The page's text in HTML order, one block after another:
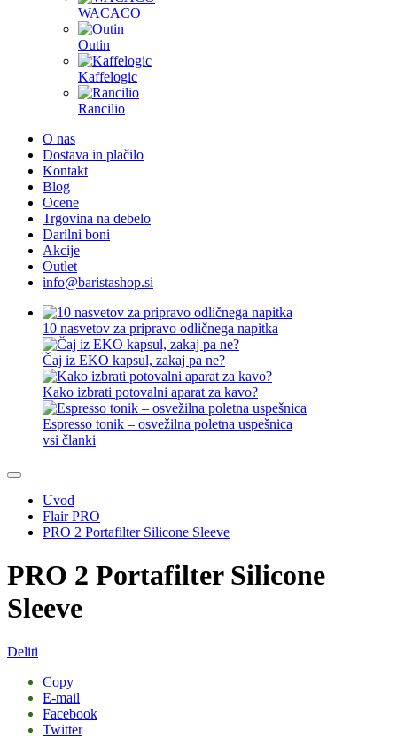
WACACO
Outin
Kaffelogic
Rancilio
O nas
Dostava in plačilo
Kontakt
Blog
Ocene
Trgovina na debelo
Darilni boni
Akcije
Outlet
info@baristashop.si
10 nasvetov za pripravo odličnega napitka
Čaj iz EKO kapsul, zakaj pa ne?
Kako izbrati potovalni aparat za kavo?
Espresso tonik – osvežilna poletna uspešnica
vsi članki
Uvod
Flair PRO
PRO 2 Portafilter Silicone Sleeve
PRO 2 Portafilter Silicone
Sleeve
Deliti
Copy
E-mail
Facebook
Twitter